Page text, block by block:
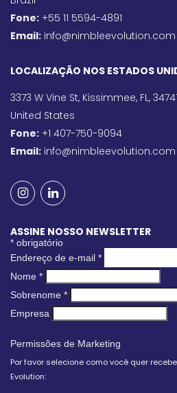
Fone: +55 11 5594-4891
Email: info@nimbleevolution.com
LOCALIZAÇÃO NOS ESTADOS
3373 W Vine St, Kissimmee, FL, 34741
United States
Fone: +1 407-750-9094
Email: info@nimbleevolution.com
ASSINE NOSSO NEWSLETTER
* obrigatório
Endereço de e-mail *
Nome *
Sobrenome *
Empresa
Permissões de Marketing
Por favor selecione como você quer
Evolution: